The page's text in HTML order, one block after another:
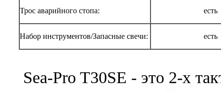
Трос аварийного стопа: есть
Набор инструментов/Запасные свечи: есть
Sea-Pro T30SE - это 2-х